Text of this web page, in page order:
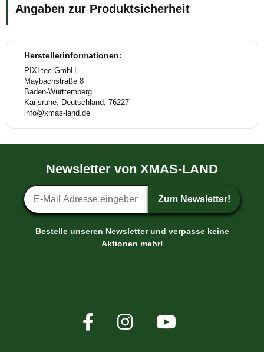
Angaben zur Produktsicherheit
Herstellerinformationen:
PIXLtec GmbH
Maybachstraße 8
Baden-Württemberg
Karlsruhe, Deutschland, 76227
info@xmas-land.de
Newsletter von XMAS-LAND
Newsletter-Anmeldung
Zum Newsletter!
Bestelle unseren Newsletter und verpasse keine
Aktionen mehr!